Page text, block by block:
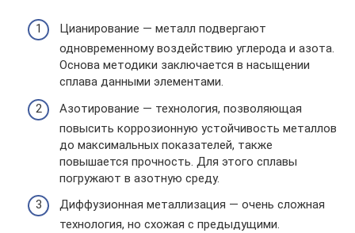
Цианирование — металл подвергают
одновременному воздействию углерода и азота.
Основа методики заключается в насыщении
сплава данными элементами.
Азотирование — технология, позволяющая
повысить коррозионную устойчивость металлов
до максимальных показателей, также
повышается прочность. Для этого сплавы
погружают в азотную среду.
Диффузионная металлизация — очень сложная
технология, но схожая с предыдущими.